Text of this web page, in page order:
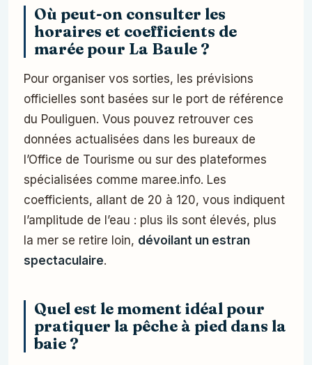
Où peut-on consulter les
horaires et coefficients de
marée pour La Baule ?
Pour organiser vos sorties, les prévisions
officielles sont basées sur le port de référence
du Pouliguen. Vous pouvez retrouver ces
données actualisées dans les bureaux de
l’Office de Tourisme ou sur des plateformes
spécialisées comme maree.info. Les
coefficients, allant de 20 à 120, vous indiquent
l’amplitude de l’eau : plus ils sont élevés, plus
la mer se retire loin, dévoilant un estran
spectaculaire.
Quel est le moment idéal pour
pratiquer la pêche à pied dans la
baie ?